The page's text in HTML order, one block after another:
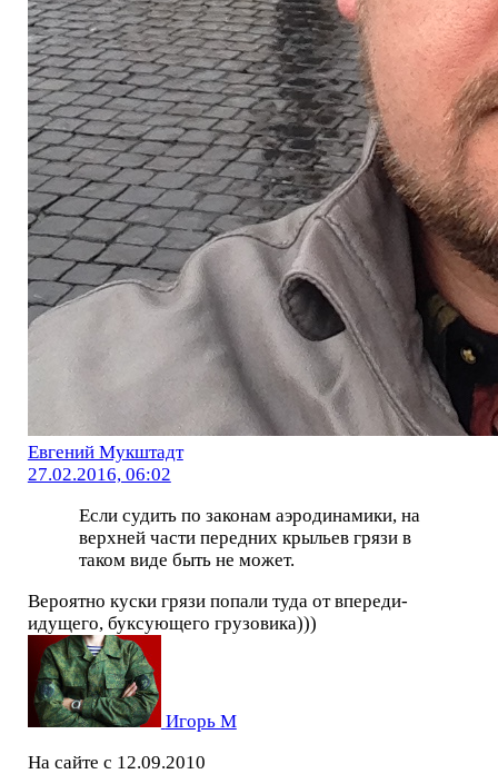
Евгений Мукштадт
27.02.2016, 06:02
Если судить по законам аэродинамики, на
верхней части передних крыльев грязи в
таком виде быть не может.
Вероятно куски грязи попали туда от впереди-
идущего, буксующего грузовика)))
Игорь М
На сайте с 12.09.2010